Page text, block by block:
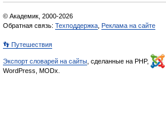
© Академик, 2000-2026
Обратная связь: Техподдержка Реклама на сайте
👣 Путешествия
Экспорт словарей на сайты , сделанные на PHP,
WordPress, MODx.